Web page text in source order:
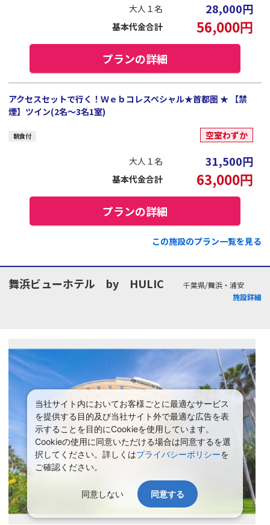
大人１名 28,000円
基本代金合計 56,000円
プランの詳細
アクセスセットで行く！Ｗｅｂコレスペシャル★首都圏 ★ 【禁
煙】ツイン(2名～3名1室)
朝食付 空室わずか
大人１名 31,500円
基本代金合計 63,000円
プランの詳細
この施設のプラン一覧を見る
舞浜ビューホテル by HULIC
千葉県/舞浜・浦安
施設詳細
当社サイト内においてお客様ごとに最適なサービス
を提供する目的及び当社サイト外で最適な広告を表
示することを目的にCookieを使用しています。
Cookieの使用に同意いただける場合は同意するを選
択してください。詳しくはプライバシーポリシーを
ご確認ください。
同意しない 同意する